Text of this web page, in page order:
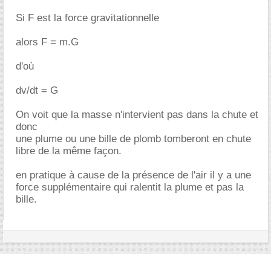
Si F est la force gravitationnelle
alors F = m.G
d'où
dv/dt = G
On voit que la masse n'intervient pas dans la chute et
donc
une plume ou une bille de plomb tomberont en chute
libre de la même façon.
en pratique à cause de la présence de l'air il y a une
force supplémentaire qui ralentit la plume et pas la
bille.